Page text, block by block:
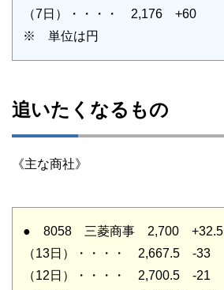
（7日）・・・・ 2,176 +60
※ 単位は円
追いたくなるもの
《主な商社》
● 8058 三菱商事 2,700 +32.5
（13日）・・・・ 2,667.5 -33
（12日）・・・・ 2,700.5 -21